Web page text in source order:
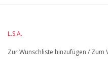
L.S.A.
Zur Wunschliste hinzufügen / Zum